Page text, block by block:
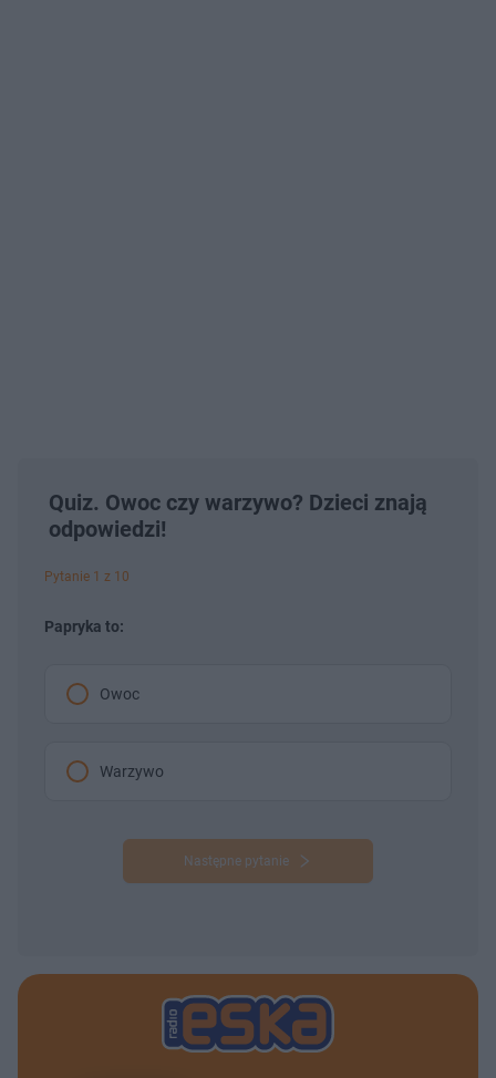
Quiz. Owoc czy warzywo? Dzieci znają
odpowiedzi!
Pytanie 1 z 10
Papryka to:
Owoc
Warzywo
Następne pytanie